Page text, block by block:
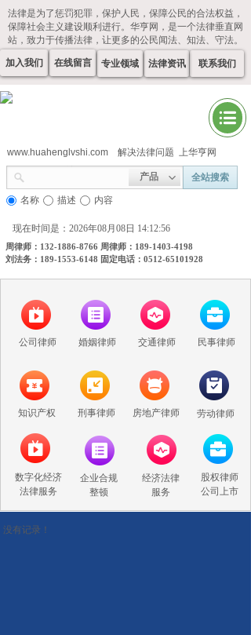
法律是为了惩罚犯罪，保护人民，保障公民的合法权益，
保障社会主义建设顺利进行。华亨网，是一个法律垂直网
站，致力于传播法律，让更多的公民闻法、知法、守法。
在线留言 专业领域 法律资讯 联系我们
加入我们
产品 全站搜索
名称 描述 内容
现在时间是：2026年08月08日 14:12:56
www.huahenglvshi.com 解决法律问题 上华亨网
周律师：132-1886-8766 周律师：189-1403-4198
刘法务：189-1553-6148 固定电话：0512-65101928
股权律师
公司上市
数字化经济
法律服务
经济法律
服务
企业合规
整顿
公司律师 婚姻律师 交通律师 民事律师
知识产权 刑事律师 房地产律师 劳动律师
没有记录！